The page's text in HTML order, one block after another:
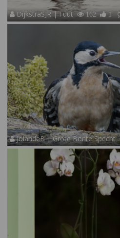
DijkstraSJR | Fuut 162 1
JolandeB | Grote Bonte Specht